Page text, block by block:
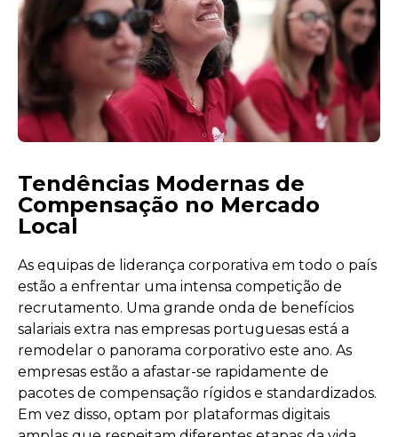
Tendências Modernas de
Compensação no Mercado
Local
As equipas de liderança corporativa em todo o país
estão a enfrentar uma intensa competição de
recrutamento. Uma grande onda de benefícios
salariais extra nas empresas portuguesas está a
remodelar o panorama corporativo este ano. As
empresas estão a afastar-se rapidamente de
pacotes de compensação rígidos e standardizados.
Em vez disso, optam por plataformas digitais